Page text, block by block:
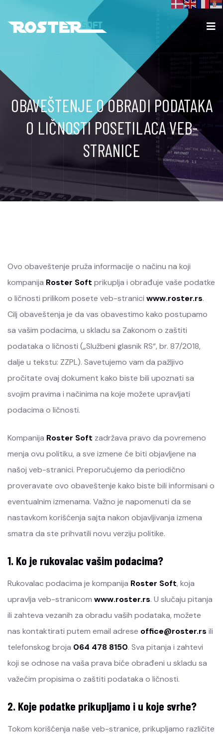
OBAVEŠTENJE O OBRADI PODATAKA
O LIČNOSTI POSETILACA VEB-
STRANICE
Ovo obaveštenje pruža informacije o načinu na koji
kompanija Roster Soft prikuplja i obrađuje vaše podatke
o ličnosti prilikom posete veb-stranici www.roster.rs.
Cilj obaveštenja je da vas obavestimo kako postupamo
sa vašim podacima, u skladu sa Zakonom o zaštiti
podataka o ličnosti („Službeni glasnik RS“, br. 87/2018,
dalje u tekstu: ZZPL). Savetujemo vam da pažljivo
pročitate ovaj dokument kako biste bili upoznati sa
svojim pravima i načinima na koje možete upravljati
podacima o ličnosti.
Kompanija Roster Soft zadržava pravo da povremeno
menja ovu politiku, a sve izmene će biti objavljene na
našoj veb-stranici. Preporučujemo da periodično
proveravate ovo obaveštenje kako biste bili informisani o
eventualnim izmenama. Važno je napomenuti da se
nastavkom korišćenja sajta nakon objavljivanja izmena
smatra da ste prihvatili novu verziju politike.
1. Ko je rukovalac vašim podacima?
Rukovalac podacima je kompanija Roster Soft, koja
upravlja veb-stranicom www.roster.rs. U slučaju pitanja
ili zahteva vezanih za obradu vaših podataka, možete
nas kontaktirati putem email adrese office@roster.rs ili
telefonskog broja 064 478 8150. Sva pitanja i zahtevi
koji se odnose na vaša prava biće obrađeni u skladu sa
važećim propisima o zaštiti podataka o ličnosti.
2. Koje podatke prikupljamo i u koje svrhe?
Tokom korišćenja naše veb-stranice, prikupljamo različite